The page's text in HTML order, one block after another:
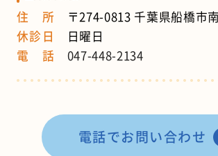
住 所 〒274-0813 千葉県船橋市
休診日
日曜日
電 話
047-448-2134
電話でお問い合わせ